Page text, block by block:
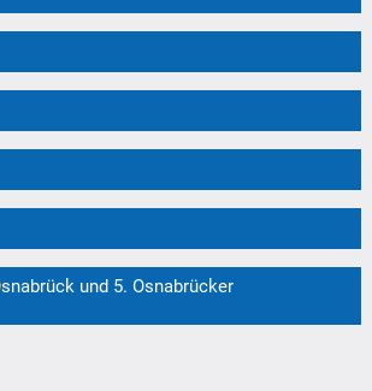
und 5. Osnabrücker